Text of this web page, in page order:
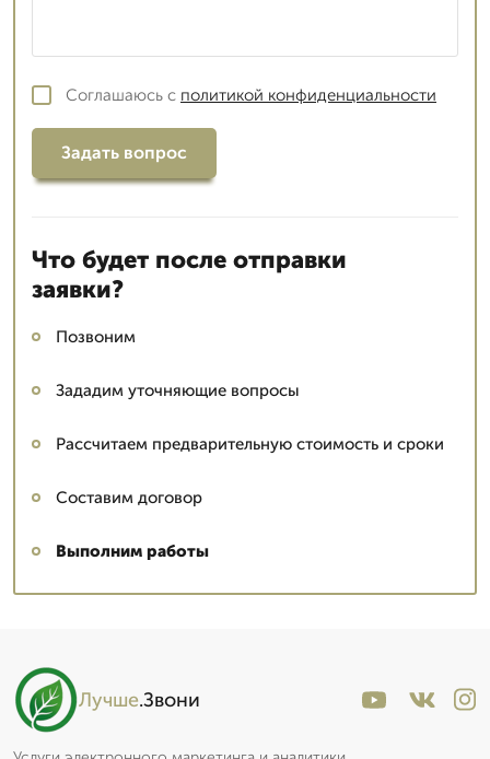
Соглашаюсь с политикой конфиденциальности
Задать вопрос
Что будет после отправки
заявки?
Позвоним
Зададим уточняющие вопросы
Рассчитаем предварительную стоимость и сроки
Составим договор
Выполним работы
Лучше.Звони